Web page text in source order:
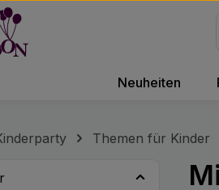
springen
Neuheiten
Themen für Kinder